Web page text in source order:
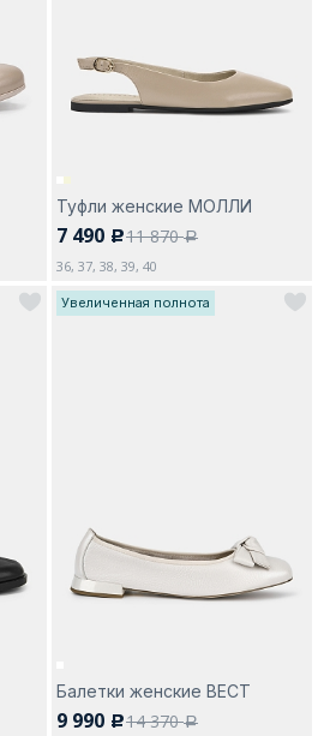
Изменить город
Туфли женские МОЛЛИ
7 490 c11 870a
36, 37, 38, 39, 40
Увеличенная полнота
Балетки женские ВЕСТ
9 990 c14 370a